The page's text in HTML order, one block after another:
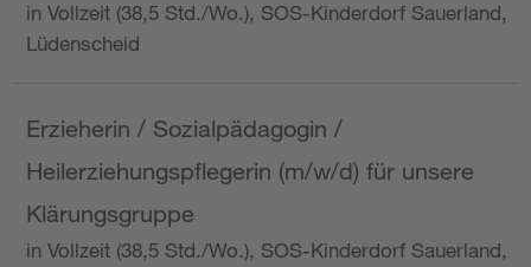
in Vollzeit (38,5 Std./Wo.), SOS-Kinderdorf Sauerland,
Lüdenscheid
Erzieherin / Sozialpädagogin /
Heilerziehungspflegerin (m/w/d) für unsere
Klärungsgruppe
in Vollzeit (38,5 Std./Wo.), SOS-Kinderdorf Sauerland,